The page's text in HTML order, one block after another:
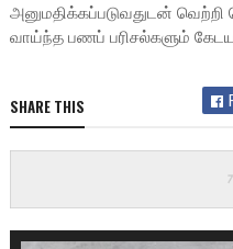
அனுமதிக்கப்படுவதுடன் வெற்றி
வாய்ந்த பணப் பரிசல்களும்
SHARE THIS